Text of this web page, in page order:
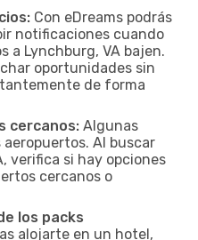
Con eDreams podrás
notificaciones cuando
a Lynchburg, VA bajen.
oportunidades sin
de forma
cercanos: Algunas
Al buscar
verifica si hay opciones
cercanos o
los packs
alojarte en un hotel,